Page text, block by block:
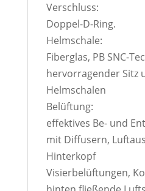
Verschluss:
Doppel-D-Ring.
Helmschale:
Fiberglas, PB SNC-
hervorragender Sitz
Helmschalen
Belüftung:
effektives Be- und
mit Diffusern,
Hinterkopf
Visierbelüftungen,